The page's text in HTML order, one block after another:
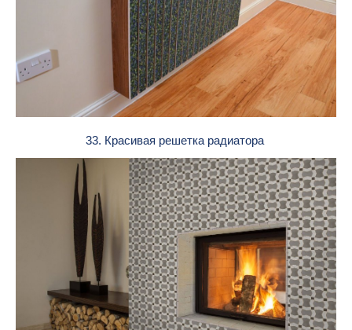
33. Красивая решетка радиатора